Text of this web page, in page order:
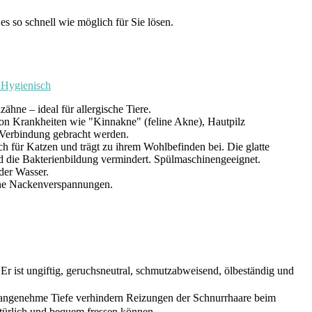
so schnell wie möglich für Sie lösen.
– ideal für allergische Tiere.
Krankheiten wie "Kinnakne" (feline Akne), Hautpilz
gebracht werden.
für Katzen und trägt zu ihrem Wohlbefinden bei. Die glatte
Bakterienbildung vermindert. Spülmaschinengeeignet.
Wasser.
Nackenverspannungen.
ist ungiftig, geruchsneutral, schmutzabweisend, ölbeständig und
Tiefe verhindern Reizungen der Schnurrhaare beim